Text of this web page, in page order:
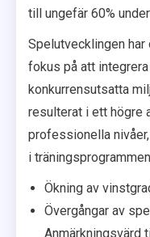
till ungefär 60%
Spelutvecklingen
fokus på att
konkurrensutsatta
resulterat i ett högre
professionella
i
Ökning av
Övergångar av
Anmärkningsvärd